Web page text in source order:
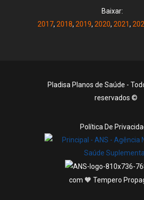
Baixar:
2017, 2018, 2019, 2020, 2021,
Pladisa Planos de Saúde -
reservados ©
Política De
com 🧡 Tempero